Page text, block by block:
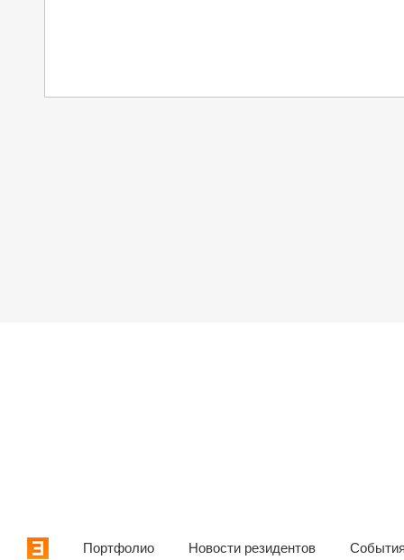
Портфолио Новости резидентов